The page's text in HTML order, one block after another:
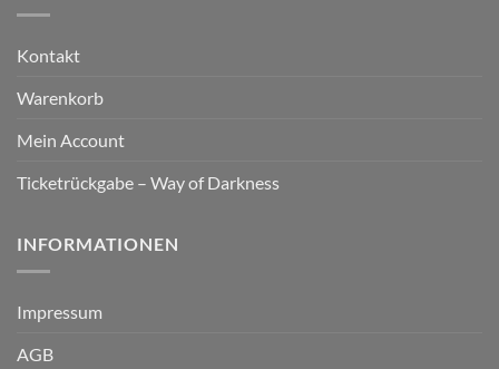
Kontakt
Warenkorb
Mein Account
Ticketrückgabe – Way of Darkness
INFORMATIONEN
Impressum
AGB